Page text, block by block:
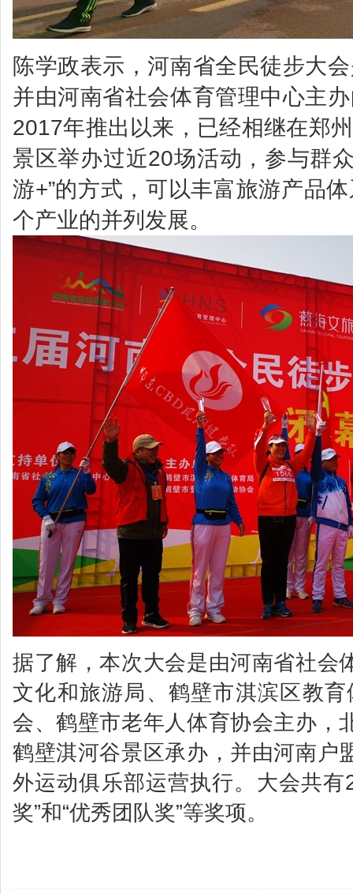
陈学政表示，河南省全民徒步大
并由河南省社会体育管理中心主
2017年推出以来，已经相继在郑
景区举办过近20场活动，参与群
游+”的方式，可以丰富旅游产品
个产业的并列发展。
据了解，本次大会是由河南省社会
文化和旅游局、鹤壁市淇滨区教
会、鹤壁市老年人体育协会主办，
鹤壁淇河谷景区承办，并由河南户
外运动俱乐部运营执行。大会共
奖”和“优秀团队奖”等奖项。